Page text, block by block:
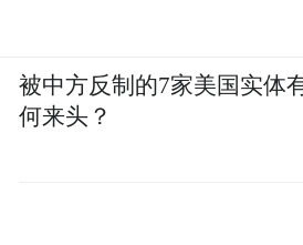
被中方反制的7家美国实体
何来头？